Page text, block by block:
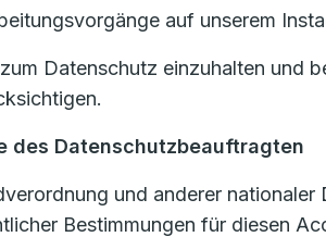
auf unserem
Datenschutz einzuhalten und
des Datenschutzbeauftragten
und anderer
Bestimmungen für diesen